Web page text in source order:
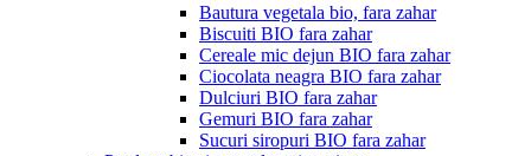
Bautura vegetala bio, fara zahar
Biscuiti BIO fara zahar
Cereale mic dejun BIO fara zahar
Ciocolata neagra BIO fara zahar
Dulciuri BIO fara zahar
Gemuri BIO fara zahar
Sucuri siropuri BIO fara zahar